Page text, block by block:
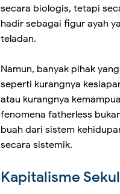
secara biologis, tetapi
hadir sebagai figur ayah
teladan.
Namun, banyak pihak
seperti kurangnya
atau kurangnya
fenomena fatherless
buah dari sistem
secara sistemik.
Kapitalisme